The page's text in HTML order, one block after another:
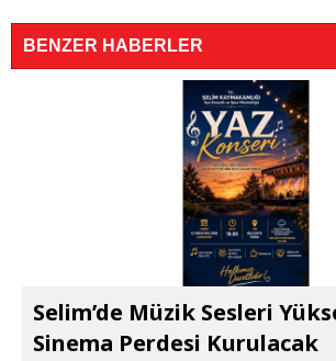
BENZER HABERLER
Selim’de Müzik Sesleri
Sinema Perdesi Kurulacak